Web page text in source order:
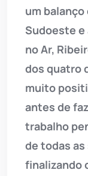
um
Sudoeste e
no Ar,
dos quatro
muito
antes de
trabalho
de todas
finalizando